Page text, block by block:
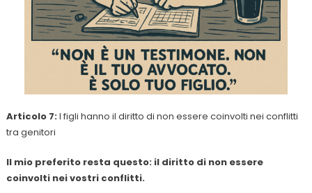
Articolo 7:I figli hanno il diritto di non essere coinvolti nei conflitti
tra genitori
Il mio preferito resta questo: il diritto di non essere
coinvolti nei vostri conflitti.